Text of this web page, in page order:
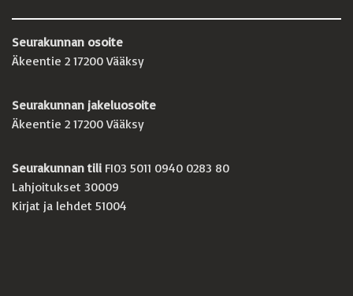
Seurakunnan osoite
Äkeentie 2 17200 Vääksy
Seurakunnan jakeluosoite
Äkeentie 2 17200 Vääksy
Seurakunnan tili FI03 5011 0940 0283 80
Lahjoitukset 30009
Kirjat ja lehdet 51004